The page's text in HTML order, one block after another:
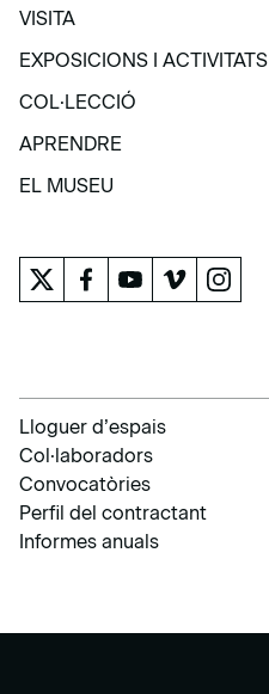
VISITA
VISITA
EXPOSICIONS I ACTIVITATS
EXPOSICIONS I ACTIVITATS
COL·LECCIÓ
COL·LECCIÓ
APRENDRE
APRENDRE
EL MUSEU
Lloguer d’espais
Col·laboradors
Convocatòries
Perfil del contractant
Informes anuals